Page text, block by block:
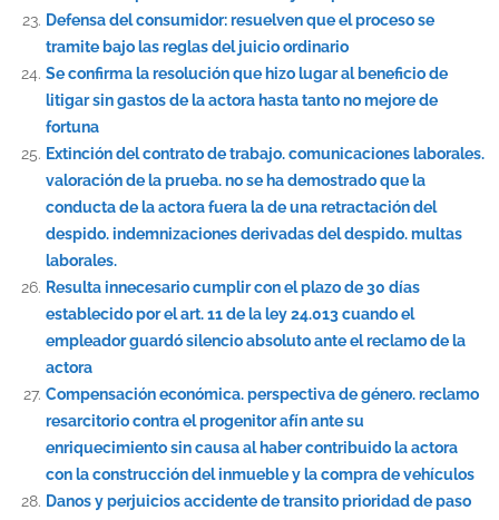
Defensa del consumidor: resuelven que el proceso se
tramite bajo las reglas del juicio ordinario
Se confirma la resolución que hizo lugar al beneficio de
litigar sin gastos de la actora hasta tanto no mejore de
fortuna
Extinción del contrato de trabajo. comunicaciones laborales.
valoración de la prueba. no se ha demostrado que la
conducta de la actora fuera la de una retractación del
despido. indemnizaciones derivadas del despido. multas
laborales.
Resulta innecesario cumplir con el plazo de 30 días
establecido por el art. 11 de la ley 24.013 cuando el
empleador guardó silencio absoluto ante el reclamo de la
actora
Compensación económica. perspectiva de género. reclamo
resarcitorio contra el progenitor afín ante su
enriquecimiento sin causa al haber contribuido la actora
con la construcción del inmueble y la compra de vehículos
Danos y perjuicios accidente de transito prioridad de paso